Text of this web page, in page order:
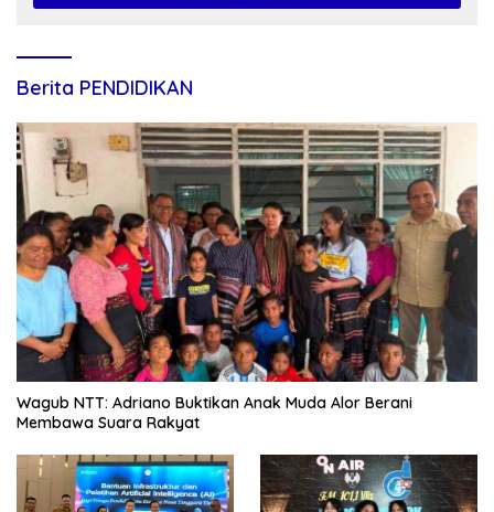
Berita PENDIDIKAN
Wagub NTT: Adriano Buktikan Anak Muda Alor Berani
Membawa Suara Rakyat